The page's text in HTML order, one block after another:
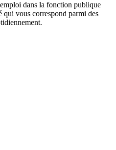
dans la fonction publique
vous correspond parmi des